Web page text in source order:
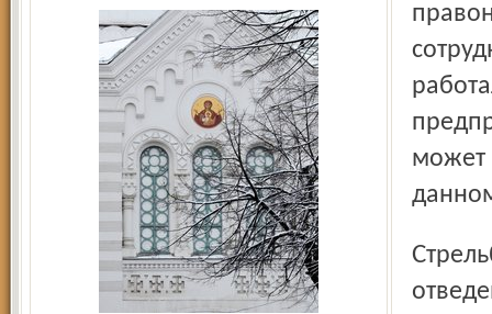
может
Стрельба из оружия в населенных пунктах и в других не